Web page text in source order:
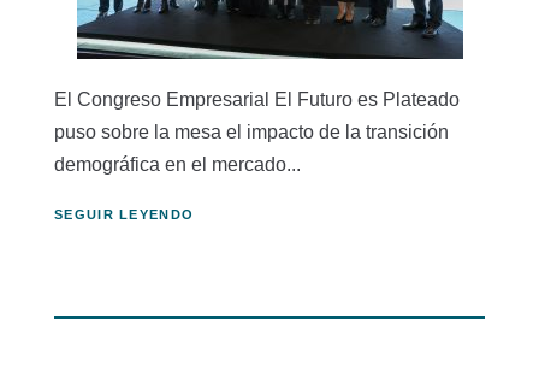
El Congreso Empresarial El Futuro es Plateado
puso sobre la mesa el impacto de la transición
demográfica en el mercado...
SEGUIR LEYENDO